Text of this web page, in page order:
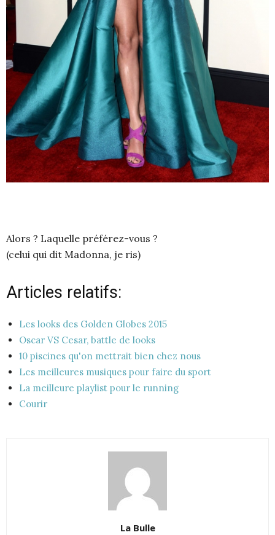
Alors ? Laquelle préférez-vous ?
(celui qui dit Madonna, je ris)
Articles relatifs:
Les looks des Golden Globes 2015
Oscar VS Cesar, battle de looks
10 piscines qu'on mettrait bien chez nous
Les meilleures musiques pour faire du sport
La meilleure playlist pour le running
Courir
La Bulle